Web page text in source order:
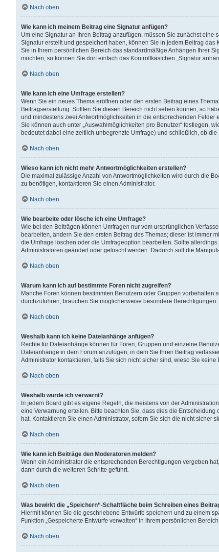
Nach oben
Wie kann ich meinem Beitrag eine Signatur anfügen?
Um eine Signatur an Ihren Beitrag anzufügen, müssen Sie zunächst
Signatur erstellt und gespeichert haben, können Sie in jedem Beitrag
Sie in Ihrem persönlichen Bereich das standardmäßige Anhängen Ihrer
möchten, so können Sie dort einfach das Kontrollkästchen „Signatur
Nach oben
Wie kann ich eine Umfrage erstellen?
Wenn Sie ein neues Thema eröffnen oder den ersten Beitrag eines
Beitragserstellung. Sollten Sie diesen Bereich nicht sehen können, so
und mindestens zwei Antwortmöglichkeiten in die entsprechenden
Sie können auch unter „Auswahlmöglichkeiten pro Benutzer“ festlegen,
bedeutet dabei eine zeitlich unbegrenzte Umfrage) und schließlich, ob
Nach oben
Wieso kann ich nicht mehr Antwortmöglichkeiten erstellen?
Die maximal zulässige Anzahl von Antwortmöglichkeiten wird durch die
zu benötigen, kontaktieren Sie einen Administrator.
Nach oben
Wie bearbeite oder lösche ich eine Umfrage?
Wie bei den Beiträgen können Umfragen nur vom ursprünglichen
bearbeiten, ändern Sie den ersten Beitrag des Themas; dieser ist immer
die Umfrage löschen oder die Umfrageoption bearbeiten. Sollte
Administratoren geändert oder gelöscht werden. Dadurch soll die
Nach oben
Warum kann ich auf bestimmte Foren nicht zugreifen?
Manche Foren können bestimmten Benutzern oder Gruppen
durchzuführen, brauchen Sie möglicherweise besondere
Nach oben
Weshalb kann ich keine Dateianhänge anfügen?
Rechte für Dateianhänge können für Foren, Gruppen und einzelne
Dateianhänge in dem Forum anzufügen, in dem Sie Ihren Beitrag
Administrator kontaktieren, falls Sie sich nicht sicher sind, wieso Sie
Nach oben
Weshalb wurde ich verwarnt?
In jedem Board gibt es eigene Regeln, die meistens von der
eine Verwarnung erteilen. Bitte beachten Sie, dass dies die
hat. Kontaktieren Sie einen Administrator, sofern Sie sich die nicht sicher
Nach oben
Wie kann ich Beiträge den Moderatoren melden?
Wenn ein Administrator die entsprechenden Berechtigungen vergeben
dann durch die weiteren Schritte geführt.
Nach oben
Was bewirkt die „Speichern“-Schaltfläche beim Schreiben eines
Hiermit können Sie die geschriebene Entwürfe speichern und zu einem
Funktion „Gespeicherte Entwürfe verwalten“ in Ihrem persönlichen
Nach oben